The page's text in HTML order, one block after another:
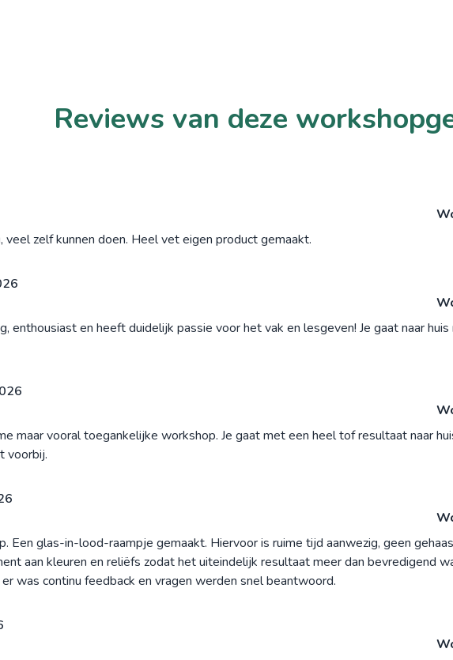
Reviews van deze
veel zelf kunnen doen. Heel vet eigen product gemaakt.
enthousiast en heeft duidelijk passie voor het vak en lesgeven! Je gaat naar
maar vooral toegankelijke workshop. Je gaat met een heel tof resultaat naar
voorbij.
Een glas-in-lood-raampje gemaakt. Hiervoor is ruime tijd aanwezig, geen
aan kleuren en reliëfs zodat het uiteindelijk resultaat meer dan bevredigend
was continu feedback en vragen werden snel beantwoord.